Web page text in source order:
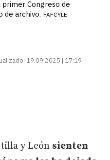
Congreso de
de archivo. FAFCYLE
19.09.2025 | 17:19
y León sienten